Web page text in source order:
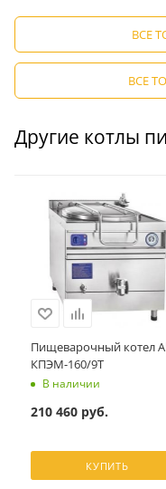
ВСЕ
ВСЕ
Другие котлы
Пищеварочный котел
КПЭМ-160/9Т
В наличии
210 460руб.
КУПИТЬ